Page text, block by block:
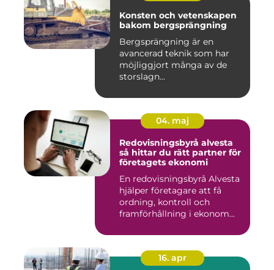
Konsten och vetenskapen
bakom bergsprängning
Bergsprängning är en
avancerad teknik som har
möjliggjort många av de
storslagn...
04. maj
Redovisningsbyrå alvesta
så hittar du rätt partner för
företagets ekonomi
En redovisningsbyrå Alvesta
hjälper företagare att få
ordning, kontroll och
framförhållning i ekonom...
16. apr